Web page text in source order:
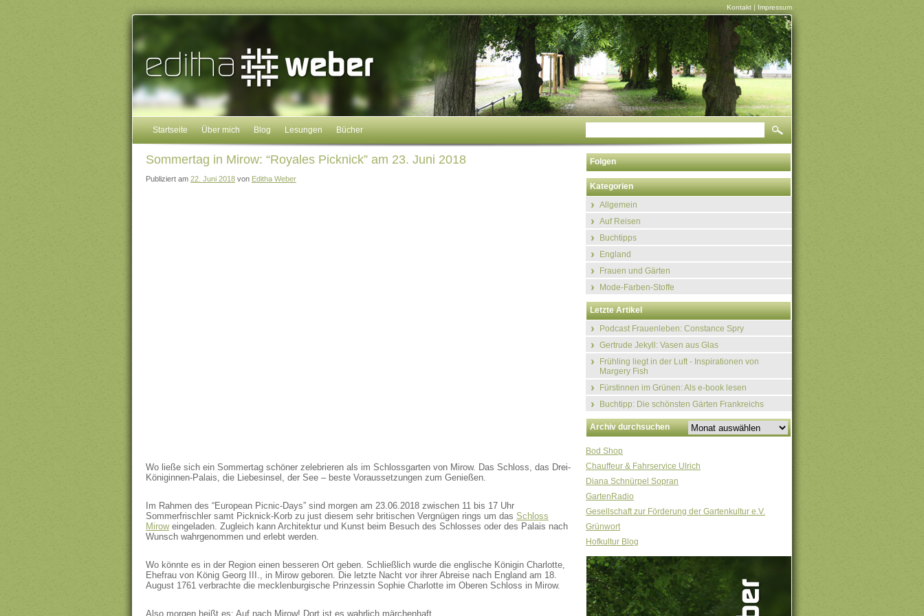
Kontakt | Impressum
Startseite Über mich Blog Lesungen Bücher
Sommertag in Mirow: “Royales Picknick” am 23. Juni 2018
Publiziert am 22. Juni 2018 von Editha Weber
Wo ließe sich ein Sommertag schöner zelebrieren als im Schlossgarten von Mirow. Das Schloss, das Drei-
Königinnen-Palais, die Liebesinsel, der See – beste Voraussetzungen zum Genießen.
Im Rahmen des “European Picnic-Days” sind morgen am 23.06.2018 zwischen 11 bis 17 Uhr
Sommerfrischler samt Picknick-Korb zu just diesem sehr britischen Vergnügen rings um das Schloss
Miroweingeladen. Zugleich kann Architektur und Kunst beim Besuch des Schlosses oder des Palais nach
Wunsch wahrgenommen und erlebt werden.
Wo könnte es in der Region einen besseren Ort geben. Schließlich wurde die englische Königin Charlotte,
Ehefrau von König Georg III., in Mirow geboren. Die letzte Nacht vor ihrer Abreise nach England am 18.
August 1761 verbrachte die mecklenburgische Prinzessin Sophie Charlotte im Oberen Schloss in Mirow.
Also morgen heißt es: Auf nach Mirow! Dort ist es wahrlich märchenhaft.
Folgen
Kategorien
Allgemein
Auf Reisen
Buchtipps
England
Frauen und Gärten
Mode-Farben-Stoffe
Letzte Artikel
Podcast Frauenleben: Constance Spry
Gertrude Jekyll: Vasen aus Glas
Frühling liegt in der Luft - Inspirationen von
Margery Fish
Fürstinnen im Grünen: Als e-book lesen
Buchtipp: Die schönsten Gärten Frankreichs
Archiv durchsuchen
Bod Shop
Chauffeur & Fahrservice Ulrich
Diana Schnürpel Sopran
GartenRadio
Gesellschaft zur Förderung der Gartenkultur e.V.
Grünwort
Hofkultur Blog